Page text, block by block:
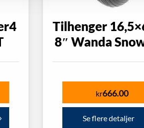
Tilhenger
8″ Wanda
kr666.00
Se flere detaljer